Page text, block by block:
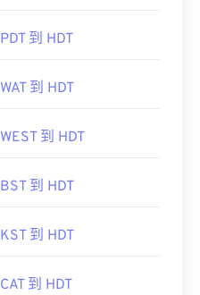
PDT 到 HDT
WAT 到 HDT
WEST 到 HDT
BST 到 HDT
KST 到 HDT
CAT 到 HDT